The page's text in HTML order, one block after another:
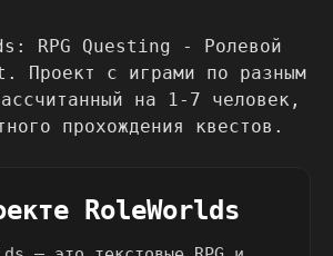
RoleWorlds